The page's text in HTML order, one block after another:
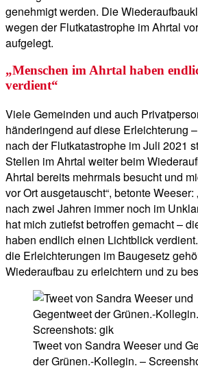
genehmigt werden. Die
wegen der Flutkatastrophe im Ahrtal
aufgelegt.
„Menschen im Ahrtal haben
verdient“
Viele Gemeinden und auch
händeringend auf diese Erleichterung
nach der Flutkatastrophe im Juli 2021
Stellen im Ahrtal weiter beim
Ahrtal bereits mehrmals besucht und
vor Ort ausgetauscht“, betonte
nach zwei Jahren immer noch im
hat mich zutiefst betroffen gemacht –
haben endlich einen Lichtblick
die Erleichterungen im Baugesetz
Wiederaufbau zu erleichtern und zu
Tweet von Sandra Weeser und
der Grünen.-Kollegin. –